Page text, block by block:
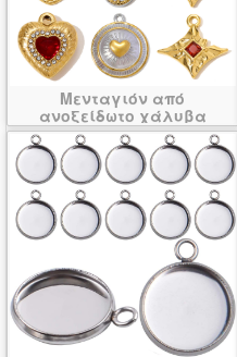
Μενταγιόν από
ανοξείδωτο χάλυβα
κοσμήματα